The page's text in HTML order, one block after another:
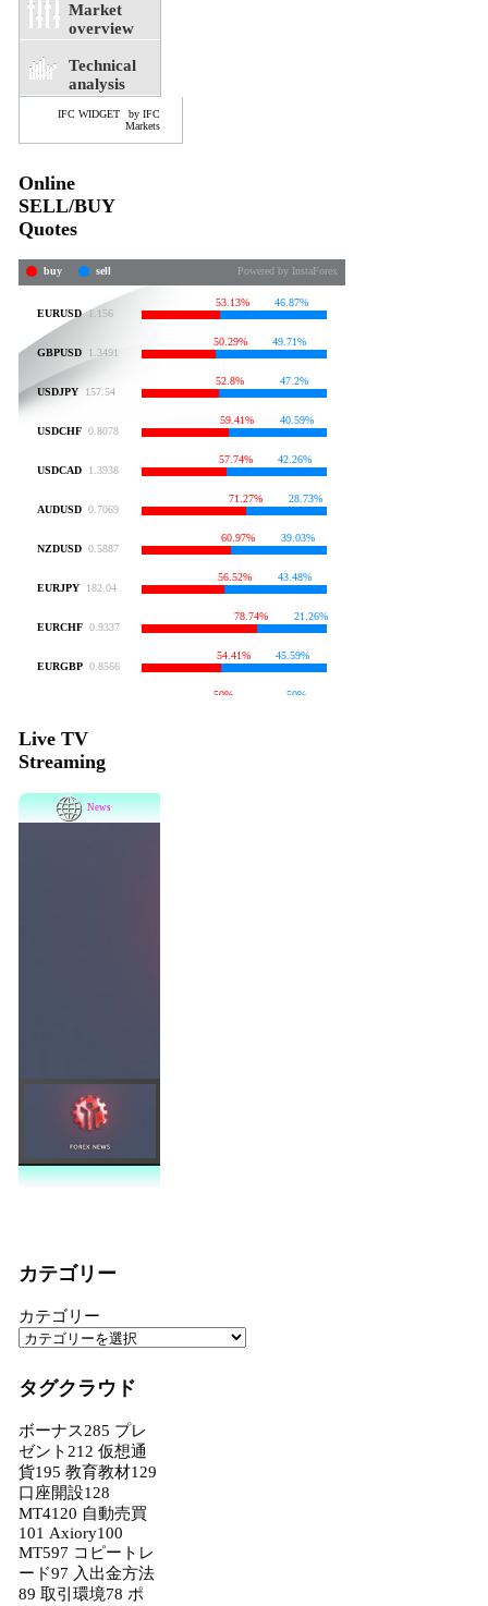
Market
overview
Technical
analysis
IFC WIDGET
by IFC
Markets
Online
SELL/BUY
Quotes
Live TV
Streaming
カテゴリー
カテゴリー
タグクラウド
ボーナス285 プレ
ゼント 212 仮想通
貨195 教育教材129
口座開設128
MT4120 自動売買
101 Axiory100
MT597 コピートレ
ード97 入出金方法
89 取引環境78 ポ